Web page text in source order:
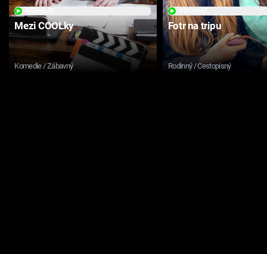
Mezi COOLky
Komedie / Zábavný
Fotr na tripu
Rodinný / Cestopisný